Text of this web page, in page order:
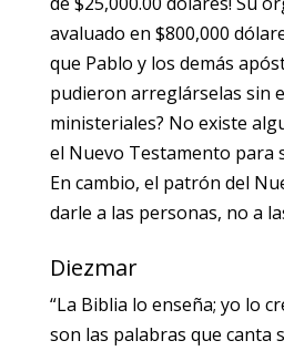
avaluado en $800,000
que Pablo y los demás
pudieron arreglárselas sin
ministeriales? No existe
el Nuevo Testamento para
En cambio, el patrón del
darle a las personas, no a
Diezmar
“La Biblia lo enseña; yo lo
son las palabras que canta